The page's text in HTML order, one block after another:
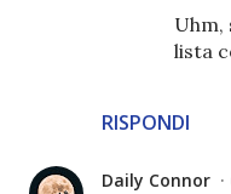
RISPONDI
Uhm,
lista
Daily Connor